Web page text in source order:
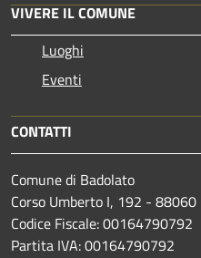
VIVERE IL COMUNE
Luoghi
Eventi
CONTATTI
Comune di Badolato
Corso Umberto I, 192 - 88060
Codice Fiscale: 00164790792
Partita IVA: 00164790792